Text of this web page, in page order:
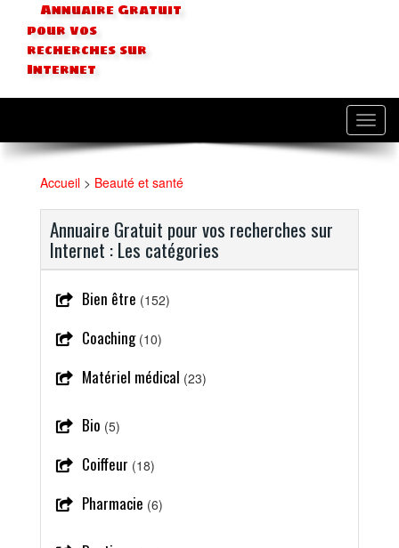
Annuaire Gratuit
pour vos
recherches sur
Internet
Accueil > Beauté et santé
Annuaire Gratuit pour vos recherches sur
Internet : Les catégories
Bien être (152)
Coaching (10)
Matériel médical (23)
Bio (5)
Coiffeur (18)
Pharmacie (6)